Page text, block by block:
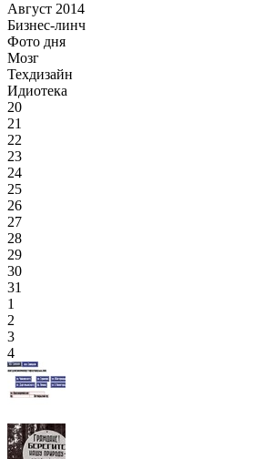
Август 2014
Бизнес-линч
Фото дня
Мозг
Техдизайн
Идиотека
20
21
22
23
24
25
26
27
28
29
30
31
1
2
3
4